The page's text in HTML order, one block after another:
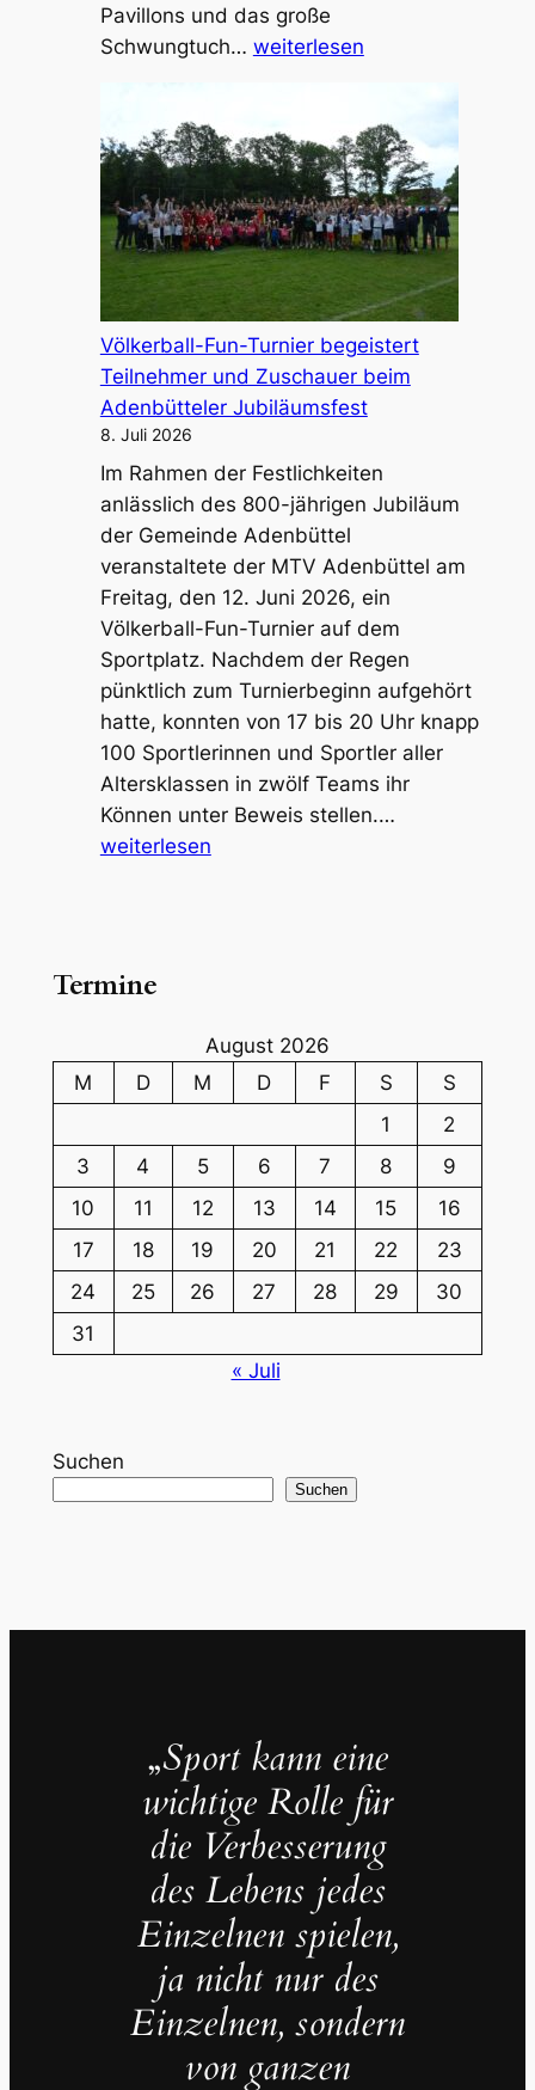
Pavillons und das große
Schwungtuch… Seifenrutsche
weiterlesen
Völkerball-Fun-Turnier begeistert
Teilnehmer und Zuschauer beim
Adenbütteler Jubiläumsfest
8. Juli 2026
Im Rahmen der Festlichkeiten
anlässlich des 800-jährigen Jubiläum
der Gemeinde Adenbüttel
veranstaltete der MTV Adenbüttel am
Freitag, den 12. Juni 2026, ein
Völkerball-Fun-Turnier auf dem
Sportplatz. Nachdem der Regen
pünktlich zum Turnierbeginn aufgehört
hatte, konnten von 17 bis 20 Uhr knapp
100 Sportlerinnen und Sportler aller
Altersklassen in zwölf Teams ihr
Können unter Beweis stellen.…
Adenbütteler
Jubiläumsfest
weiterlesen
Termine
August 2026
M
D M D F S
S
1
2
3
4 5 6 7 8
9
10
11 12 13 14 15
16
17
18 19 20 21 22
23
24
25 26 27 28 29
30
31
« Juli
Suchen
Suchen
„Sport kann eine
wichtige Rolle für
die Verbesserung
des Lebens jedes
Einzelnen spielen,
ja nicht nur des
Einzelnen, sondern
von ganzen